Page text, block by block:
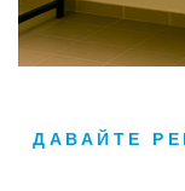
ДАВАЙТЕ